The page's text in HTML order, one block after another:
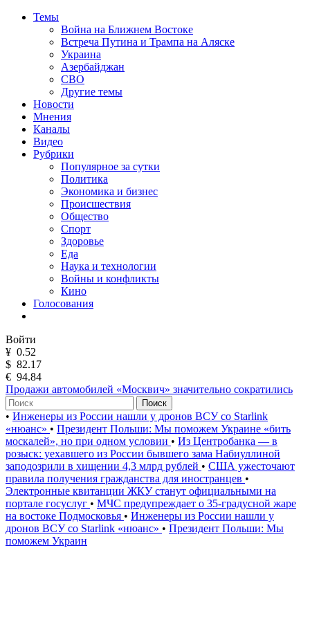
Темы
Война на Ближнем Востоке
Встреча Путина и Трампа на Аляске
Украина
Азербайджан
СВО
Другие темы
Новости
Мнения
Каналы
Видео
Рубрики
Популярное за сутки
Политика
Экономика и бизнес
Происшествия
Общество
Спорт
Здоровье
Еда
Наука и технологии
Войны и конфликты
Кино
Голосования
Войти
¥ 0.52
$ 82.17
€ 94.84
Продажи автомобилей «Москвич» значительно сократились
Поиск
• Инженеры из России нашли у дронов ВСУ со Starlink
«нюанс» • Президент Польши: Мы поможем Украине «бить
москалей», но при одном условии • Из Центробанка — в
розыск: уехавшего из России бывшего зама Набиуллиной
заподозрили в хищении 4,3 млрд рублей • США ужесточают
правила получения гражданства для иностранцев •
Электронные квитанции ЖКУ станут официальными на
портале госуслуг • МЧС предупреждает о 35-градусной жаре
на востоке Подмосковья • Инженеры из России нашли у
дронов ВСУ со Starlink «нюанс» • Президент Польши: Мы
поможем Украин